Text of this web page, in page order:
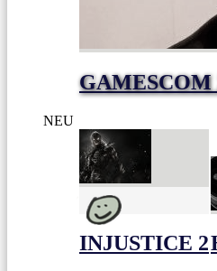
NEU
INJUSTICE 2